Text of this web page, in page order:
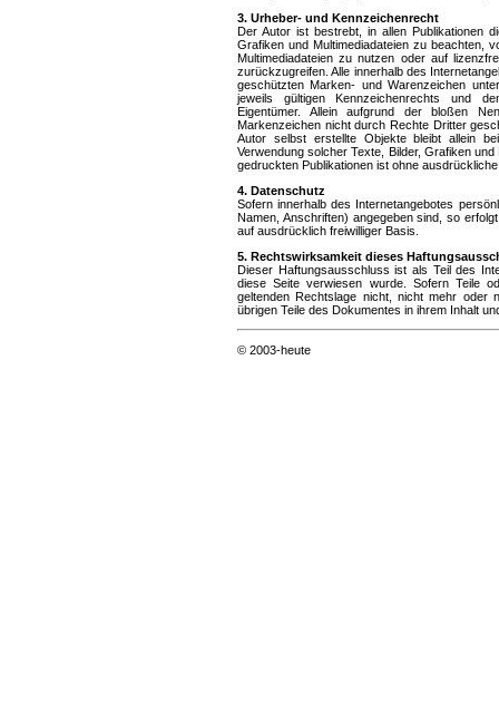
3. Urheber- und Kennzeichenrecht
Der Autor ist bestrebt, in allen Publikationen
Grafiken und Multimediadateien zu beachten,
Multimediadateien zu nutzen oder auf
zurückzugreifen. Alle innerhalb des
geschützten Marken- und Warenzeichen
jeweils gültigen Kennzeichenrechts und
Eigentümer. Allein aufgrund der bloßen
Markenzeichen nicht durch Rechte Dritter
Autor selbst erstellte Objekte bleibt allein
Verwendung solcher Texte, Bilder, Grafiken
gedruckten Publikationen ist ohne
4. Datenschutz
Sofern innerhalb des Internetangebotes
Namen, Anschriften) angegeben sind, so
auf ausdrücklich freiwilliger Basis.
5. Rechtswirksamkeit dieses
Dieser Haftungsausschluss ist als Teil des
diese Seite verwiesen wurde. Sofern Teile
geltenden Rechtslage nicht, nicht mehr oder
übrigen Teile des Dokumentes in ihrem Inhalt
© 2003-heute